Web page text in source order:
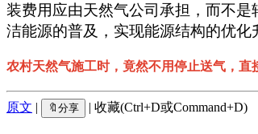
装费用应由天然气公司承担，而不
洁能源的普及，实现能源结构的优化
农村天然气施工时，竟然不用停止送气，直
原文 | 🔖分享 | 收藏(Ctrl+D或Command+D)